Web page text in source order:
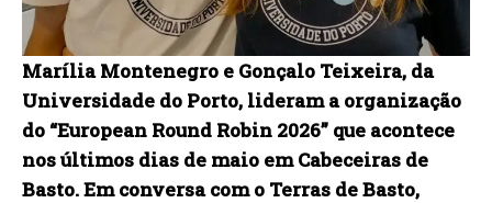
Marília Montenegro e Gonçalo Teixeira, da
Universidade do Porto, lideram a organização
do “European Round Robin 2026” que acontece
nos últimos dias de maio em Cabeceiras de
Basto. Em conversa com o Terras de Basto,